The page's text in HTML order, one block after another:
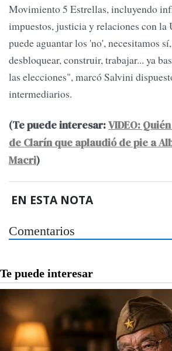
Movimiento 5 Estrellas, incluyendo
impuestos, justicia y relaciones con la
puede aguantar los 'no', necesitamos
desbloquear, construir, trabajar... ya
las elecciones", marcó Salvini
intermediarios.
(Te puede interesar:VIDEO:
de Clarín que aplaudió de pie a
Macri)
EN ESTA NOTA
Comentarios